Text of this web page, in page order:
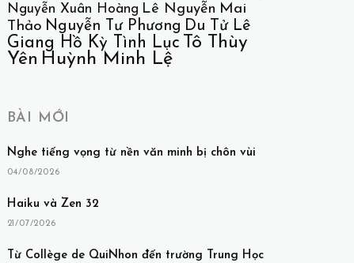
Nguyễn Xuân Hoàng Lê Nguyễn Mai
Thảo Nguyễn Tư Phương Du Tử Lê
Giang Hồ Kỳ Tình Lục Tô Thùy
Yên Huỳnh Minh Lệ
BÀI MỚI
Nghe tiếng vọng từ nền văn minh bị chôn vùi
04/08/2026
Haiku và Zen 32
21/07/2026
Từ Collège de QuiNhon đến trường Trung Học